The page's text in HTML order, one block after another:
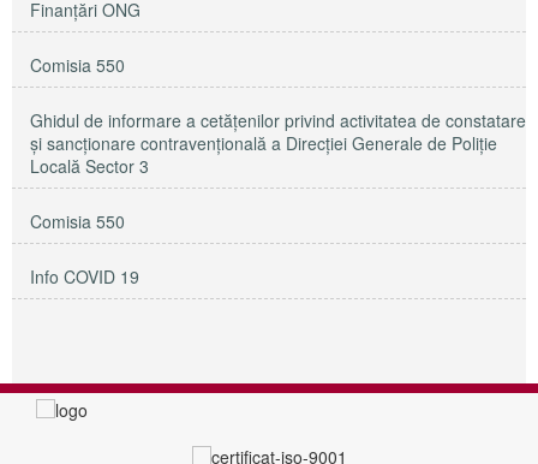
Finanțări ONG
Comisia 550
Ghidul de informare a cetățenilor privind activitatea de constatare
și sancționare contravențională a Direcției Generale de Poliție
Locală Sector 3
Comisia 550
Info COVID 19